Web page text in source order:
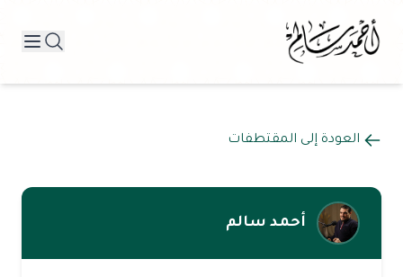
العودة إلى المقتطفات
أحمد سالم